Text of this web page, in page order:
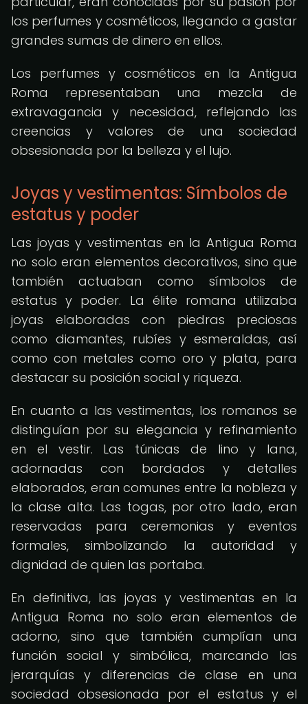
los perfumes y cosméticos, llegando a gastar
grandes sumas de dinero en ellos.
Los perfumes y cosméticos en la Antigua
Roma representaban una mezcla de
extravagancia y necesidad, reflejando las
creencias y valores de una sociedad
obsesionada por la belleza y el lujo.
Joyas y vestimentas: Símbolos de
estatus y poder
Las joyas y vestimentas en la Antigua Roma
no solo eran elementos decorativos, sino que
también actuaban como símbolos de
estatus y poder. La élite romana utilizaba
joyas elaboradas con piedras preciosas
como diamantes, rubíes y esmeraldas, así
como con metales como oro y plata, para
destacar su posición social y riqueza.
En cuanto a las vestimentas, los romanos se
distinguían por su elegancia y refinamiento
en el vestir. Las túnicas de lino y lana,
adornadas con bordados y detalles
elaborados, eran comunes entre la nobleza y
la clase alta. Las togas, por otro lado, eran
reservadas para ceremonias y eventos
formales, simbolizando la autoridad y
dignidad de quien las portaba.
En definitiva, las joyas y vestimentas en la
Antigua Roma no solo eran elementos de
adorno, sino que también cumplían una
función social y simbólica, marcando las
jerarquías y diferencias de clase en una
sociedad obsesionada por el estatus y el